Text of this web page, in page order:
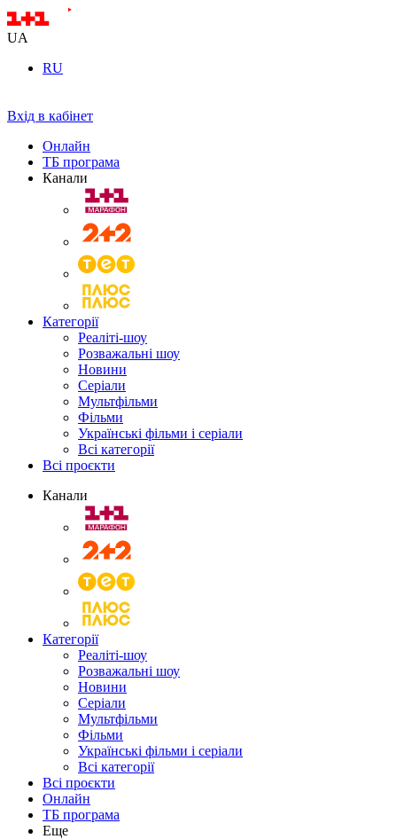
UA
RU
Вхід в кабінет
Онлайн
ТБ програма
Канали
Категорії
Реаліті-шоу
Розважальні шоу
Новини
Серіали
Мультфільми
Фільми
Українські фільми і серіали
Всі категорії
Всі проєкти
Канали
Категорії
Реаліті-шоу
Розважальні шоу
Новини
Серіали
Мультфільми
Фільми
Українські фільми і серіали
Всі категорії
Всі проєкти
Онлайн
ТБ програма
Еще